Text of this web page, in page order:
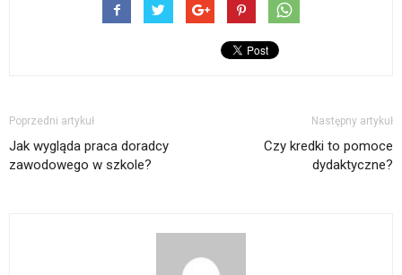
Poprzedni artykuł
Jak wygląda praca doradcy
zawodowego w szkole?
Następny artykuł
Czy kredki to pomoce
dydaktyczne?